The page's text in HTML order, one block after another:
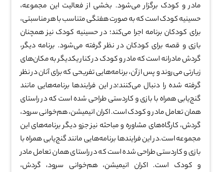
مادر و کودک برگزار می‌شود. بخشی از فعالیت این مجموعه،
حسینیه کودک است که به صورت هفتگی متناسب با هر مناسبتی،
برای کودکان برنامه اجرا می‌کند؛ در حسینیه کودک نیز همچنان
بازی و قصه برای کودکان در نظر گرفته می‌شود. برنامه دیگر،
گردش مادرانه است که مادر و کودک در کنار یکدیگر به مکان‌های
زیارتی می‌روند و پس از آن، برنامه‌هایی تفریحی که برای آنان در نظر
گرفته شده را دنبال می‌کنند؛در این فرایندها برنامه‌هایی مانند
گنج‌یابی همراه با بازی و کاردستی طراحی شده است که در راستای
همان تعامل مادر و کودک است. اکران انیمیشن، هم‌خوانی سرود،
گردش، کارگاه‌های مشاوره و مباحثه نیز جزو دیگر برنامه‌های این
مجموعه است.در این فرایندها برنامه‌هایی مانند گنج‌یابی همراه با
بازی و کاردستی طراحی شده است که در راستای همان تعامل مادر
و کودک است. اکران انیمیشن، هم‌خوانی سرود، گردش،